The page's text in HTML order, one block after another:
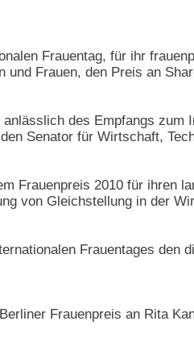
Frauentag, für ihr
Frauen, den Preis an
des Empfangs zum
Senator für Wirtschaft,
Frauenpreis 2010 für ihren
von Gleichstellung in der
Frauentages den
Frauenpreis an Rita